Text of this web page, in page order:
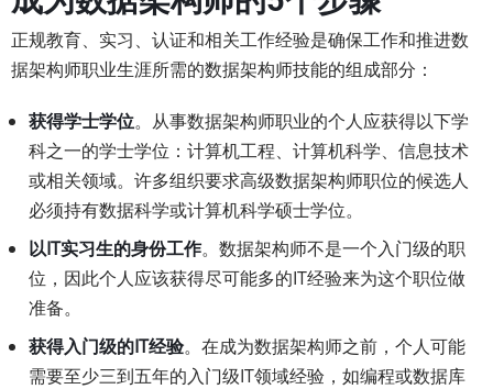
正规教育、实习、认证和相关工作经验是确保工作和推进数
据架构师职业生涯所需的数据架构师技能的组成部分：
获得学士学位。从事数据架构师职业的个人应获得以下学
科之一的学士学位：计算机工程、计算机科学、信息技术
或相关领域。许多组织要求高级数据架构师职位的候选人
必须持有数据科学或计算机科学硕士学位。
以IT实习生的身份工作。数据架构师不是一个入门级的职
位，因此个人应该获得尽可能多的IT经验来为这个职位做
准备。
获得入门级的IT经验。在成为数据架构师之前，个人可能
需要至少三到五年的入门级IT领域经验，如编程或数据库